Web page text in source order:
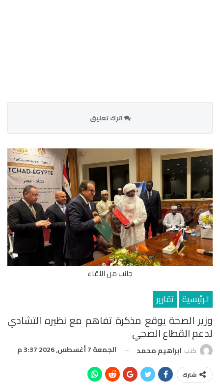
اترك تعليق
جانب من اللقاء
الرئيسية تقارير
وزير الصحة يوقع مذكرة تفاهم مع نظيره التشادي
لدعم القطاع الصحي
كتب ابراهيم محمد الجمعة 7 أغسطس, 2026 3:37 م
شارك